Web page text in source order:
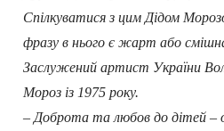
Спілкуватися з цим Дідом
фразу в нього є жарт або
Заслужений артист України
Мороз із 1975 року.
– Доброта та любов до дітей –